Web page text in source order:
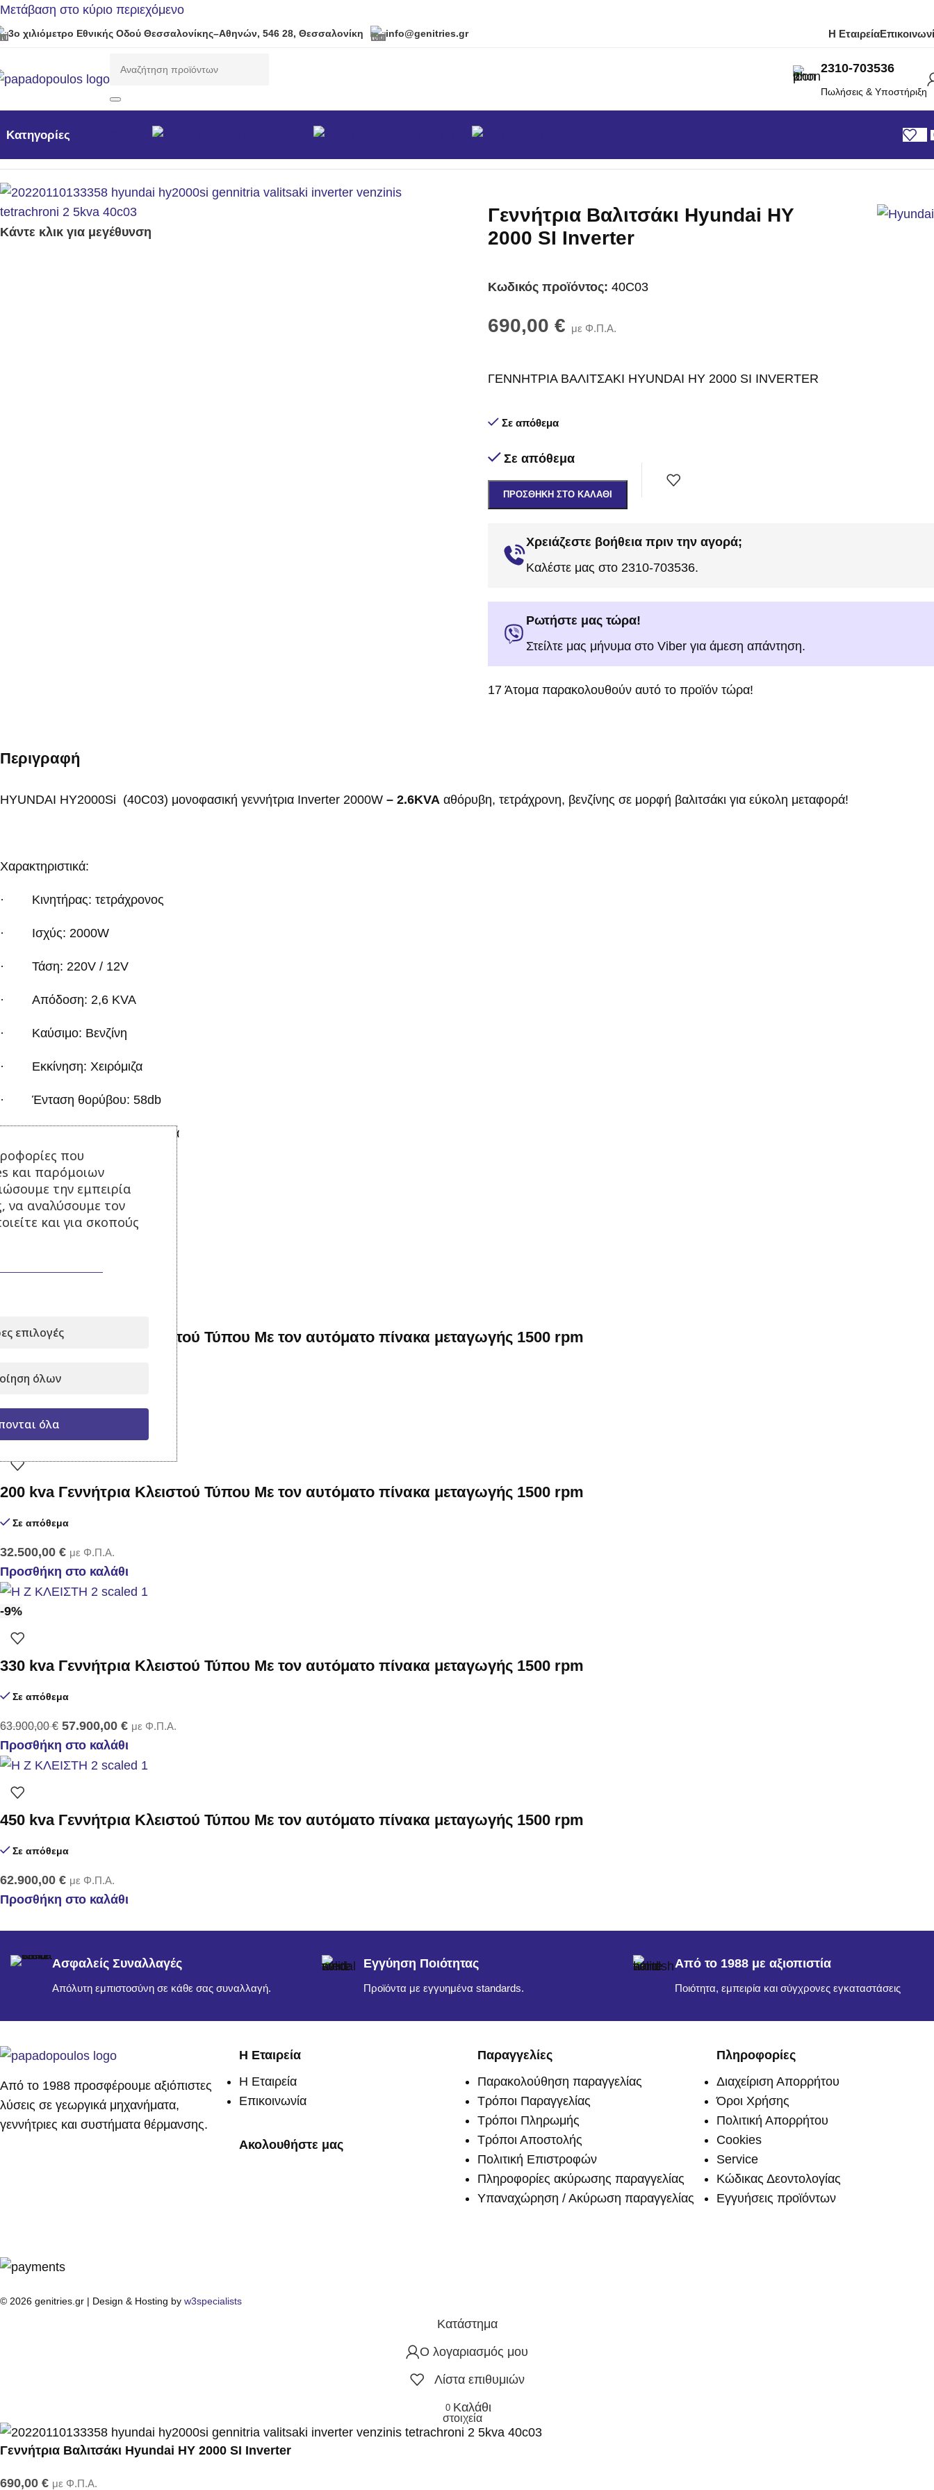
Μετάβαση στο κύριο περιεχόμενο
3ο χιλιόμετρο Εθνικής Οδού Θεσσαλονίκης–Αθηνών, 546 28, Θεσσαλονίκη info@genitries.gr Η Εταιρεία
2310-703536
Πωλήσεις & Υποστήριξη
Κατηγορίες
Κάντε κλικ για μεγέθυνση
Γεννήτρια Βαλιτσάκι Hyundai HY
2000 SI Inverter
Κωδικός προϊόντος: 40C03
690,00 € με Φ.Π.Α.
ΓΕΝΝΗΤΡΙΑ ΒΑΛΙΤΣΑΚΙ HYUNDAI HY 2000 SI INVERTER
Σε απόθεμα
Σε απόθεμα
ΠΡΟΣΘΉΚΗ ΣΤΟ ΚΑΛΆΘΙ
Χρειάζεστε βοήθεια πριν την αγορά;
Καλέστε μας στο 2310-703536.
Ρωτήστε μας τώρα!
Στείλτε μας μήνυμα στο Viber για άμεση απάντηση.
17 Άτομα παρακολουθούν αυτό το προϊόν τώρα!
Περιγραφή
HYUNDAI HY2000Si (40C03) μονοφασική γεννήτρια Inverter 2000W – 2.6KVA αθόρυβη, τετράχρονη, βενζίνης σε μορφή βαλιτσάκι για εύκολη μεταφορά!
Χαρακτηριστικά:
· Κινητήρας: τετράχρονος
· Ισχύς: 2000W
· Τάση: 220V / 12V
· Απόδοση: 2,6 ΚVA
· Καύσιμο: Βενζίνη
· Εκκίνηση: Χειρόμιζα
· Ένταση θορύβου: 58db
· Δοχείο καυσίμου: 3,8 λίτρα
· Κυβισμός: 79cc
· Βάρος: 20 κιλά
150 kva Γεννήτρια Κλειστού Τύπου Με τον αυτόματο πίνακα μεταγωγής 1500 rpm
Προσθήκη στο καλάθι
200 kva Γεννήτρια Κλειστού Τύπου Με τον αυτόματο πίνακα μεταγωγής 1500 rpm
Σε απόθεμα
32.500,00 € με Φ.Π.Α.
Προσθήκη στο καλάθι
-9%
330 kva Γεννήτρια Κλειστού Τύπου Με τον αυτόματο πίνακα μεταγωγής 1500 rpm
Σε απόθεμα
63.900,00€ 57.900,00 € με Φ.Π.Α.
Προσθήκη στο καλάθι
450 kva Γεννήτρια Κλειστού Τύπου Με τον αυτόματο πίνακα μεταγωγής 1500 rpm
Σε απόθεμα
62.900,00 € με Φ.Π.Α.
Προσθήκη στο καλάθι
Ασφαλείς Συναλλαγές
Απόλυτη εμπιστοσύνη σε κάθε σας συναλλαγή.
Εγγύηση Ποιότητας
Προϊόντα με εγγυημένα standards.
Από το 1988 με αξιοπιστία
Ποιότητα, εμπειρία και σύγχρονες εγκαταστάσεις
Από το 1988 προσφέρουμε αξιόπιστες
λύσεις σε γεωργικά μηχανήματα,
γεννήτριες και συστήματα θέρμανσης.
Η Εταιρεία
Η Εταιρεία
Επικοινωνία
Ακολουθήστε μας
Παραγγελίες
Παρακολούθηση παραγγελίας
Τρόποι Παραγγελίας
Τρόποι Πληρωμής
Τρόποι Αποστολής
Πολιτική Επιστροφών
Πληροφορίες ακύρωσης παραγγελίας
Υπαναχώρηση / Ακύρωση παραγγελίας
Πληροφορίες
Διαχείριση Απορρήτου
Όροι Χρήσης
Πολιτική Απορρήτου
Cookies
Service
Κώδικας Δεοντολογίας
Εγγυήσεις προϊόντων
© 2026 genitries.gr | Design & Hosting by w3specialists
Κατάστημα
Ο λογαριασμός μου
Λίστα επιθυμιών
0
στοιχεία
Καλάθι
Γεννήτρια Βαλιτσάκι Hyundai HY 2000 SI Inverter
690,00 € με Φ.Π.Α.
που
και παρόμοιων
την εμπειρία
να αναλύσουμε τον
και για σκοπούς
επιλογές
όλων
όλα